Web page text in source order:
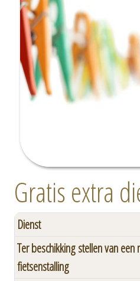
Gratis extra
Dienst
Ter beschikking stellen van
fietsenstalling